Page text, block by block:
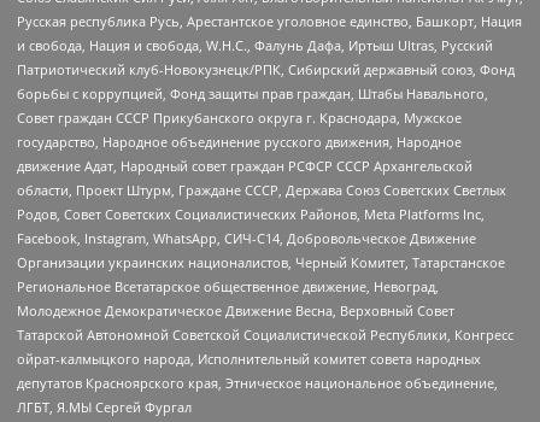
Русская республика Русь, Арестантское уголовное единство, Башкорт, Нация
и свобода, Нация и свобода, W.H.С., Фалунь Дафа, Иртыш Ultras, Русский
Патриотический клуб-Новокузнецк/РПК, Сибирский державный союз, Фонд
борьбы с коррупцией, Фонд защиты прав граждан, Штабы Навального,
Совет граждан СССР Прикубанского округа г. Краснодара, Мужское
государство, Народное объединение русского движения, Народное
движение Адат, Народный совет граждан РСФСР СССР Архангельской
области, Проект Штурм, Граждане СССР, Держава Союз Советских Светлых
Родов, Совет Советских Социалистических Районов, Meta Platforms Inc,
Facebook, Instagram, WhatsApp, СИЧ-С14, Добровольческое Движение
Организации украинских националистов, Черный Комитет, Татарстанское
Региональное Всетатарское общественное движение, Невоград,
Молодежное Демократическое Движение Весна, Верховный Совет
Татарской Автономной Советской Социалистической Республики, Конгресс
ойрат-калмыцкого народа, Исполнительный комитет совета народных
депутатов Красноярского края, Этническое национальное объединение,
ЛГБТ, Я.МЫ Сергей Фургал